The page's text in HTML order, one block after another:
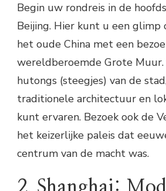
Begin uw rondreis in de
Beijing. Hier kunt u een glimp
het oude China met een
wereldberoemde Grote Muur.
hutongs (steegjes) van de
traditionele architectuur en
kunt ervaren. Bezoek ook de
het keizerlijke paleis dat
centrum van de macht was.
2. Shanghai: